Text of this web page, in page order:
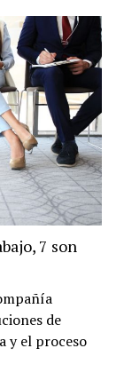
7 son
de
y el proceso